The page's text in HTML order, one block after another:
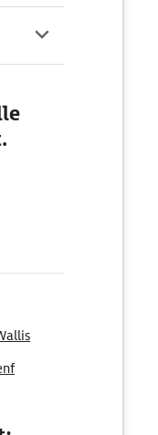
in
auf